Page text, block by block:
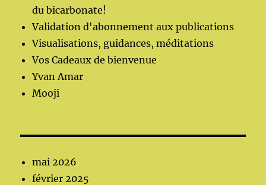
du bicarbonate!
Validation d'abonnement aux publications
Visualisations, guidances, méditations
Vos Cadeaux de bienvenue
Yvan Amar
Mooji
mai 2026
février 2025